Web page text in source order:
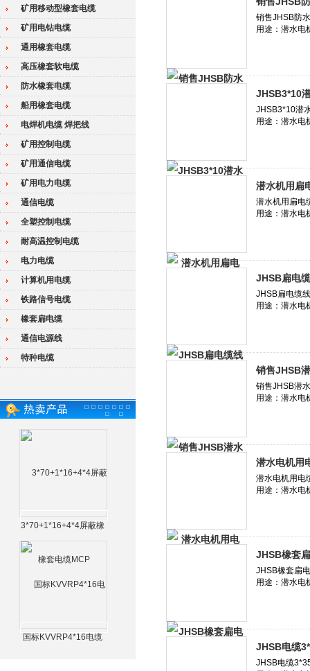
矿用移动型橡套电缆
矿用电钻电缆
通用橡套电缆
高压橡套软电缆
防水橡套电缆
船用橡套电缆
电焊机电缆 焊把线
矿用控制电缆
矿用通信电缆
矿用电力电缆
通信电缆
全塑控制电缆
耐高温控制电缆
电力电缆
计算机用电缆
铁路信号电缆
橡套扁电缆
通信电源线
特种电缆
3*70+1*16+4*4屏蔽橡
国标KVVRP4*16电缆
JHSB3*10
潜水机用扁
JHSB扁电
销售JHSB
潜水电机用
JHSB橡套
JHSB电缆